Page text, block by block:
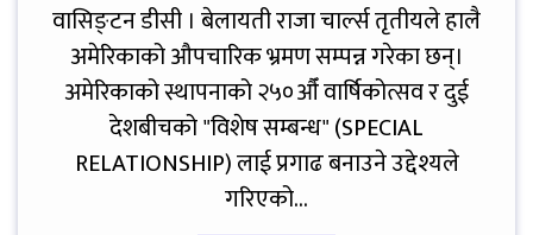
वासिङ्टन डीसी । बेलायती राजा चार्ल्स तृतीयले हालै
अमेरिकाको औपचारिक भ्रमण सम्पन्न गरेका छन्।
अमेरिकाको स्थापनाको २५०औँ वार्षिकोत्सव र दुई
देशबीचको "विशेष सम्बन्ध" (SPECIAL
RELATIONSHIP) लाई प्रगाढ बनाउने उद्देश्यले
गरिएको...